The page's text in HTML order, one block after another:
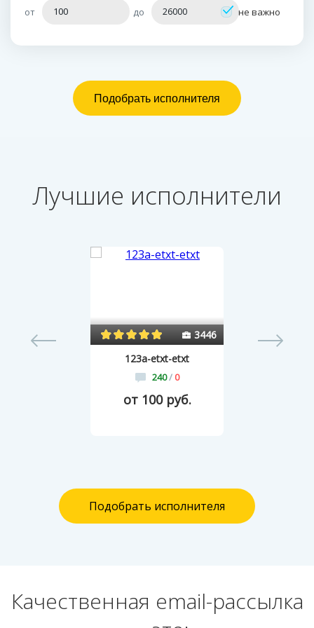
от до не важно
Лучшие исполнители
3446
123a-etxt-etxt
240/ 0
от 100 руб.
Подобрать исполнителя
Качественная email-рассылка